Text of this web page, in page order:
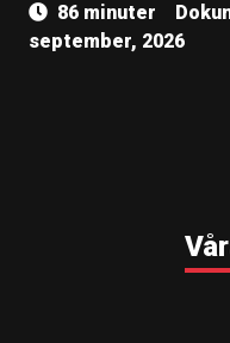
86 minuter
september, 2026